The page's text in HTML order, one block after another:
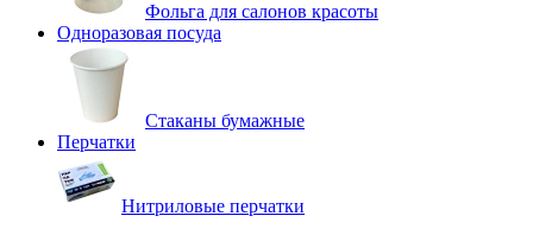
Фольга для салонов красоты
Одноразовая посуда
Стаканы бумажные
Перчатки
Нитриловые перчатки